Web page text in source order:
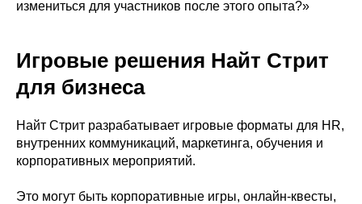
измениться для участников после этого опыта?»
Игровые решения Найт Стрит
для бизнеса
Найт Стрит разрабатывает игровые форматы для HR,
внутренних коммуникаций, маркетинга, обучения и
корпоративных мероприятий.
Это могут быть корпоративные игры, онлайн-квесты,